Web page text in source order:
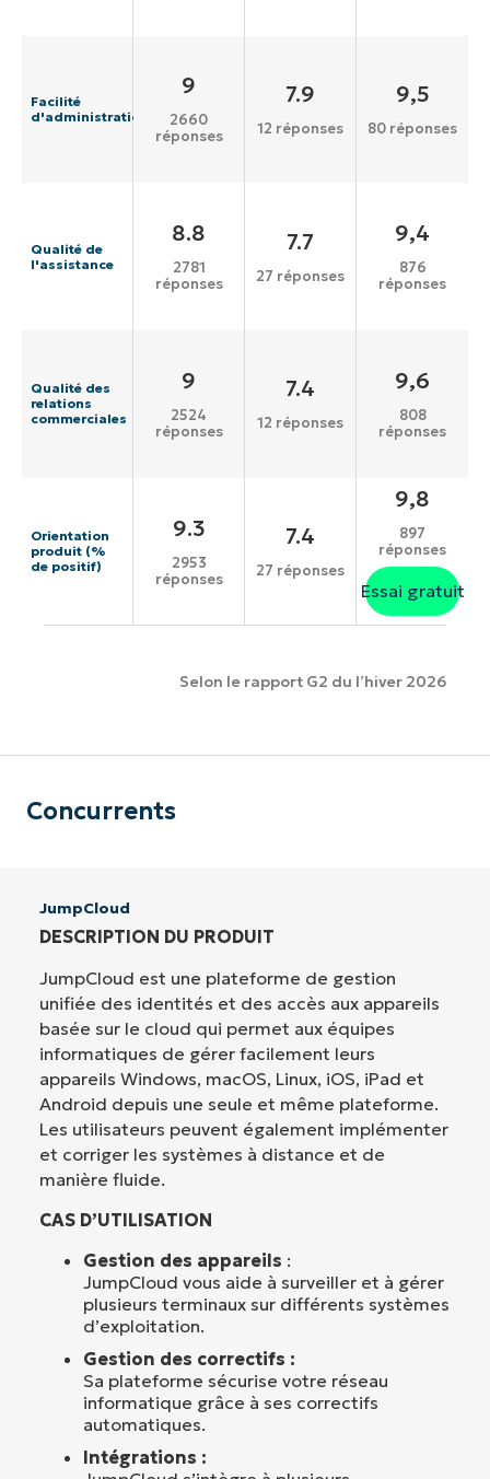
Facilité
d'administration
9
2660
réponses
7.9
12 réponses
9,5
80 réponses
Qualité de
l'assistance
8.8
2781
réponses
7.7
27 réponses
9,4
876
réponses
Qualité des
relations
commerciales
9
2524
réponses
7.4
12 réponses
9,6
808
réponses
Orientation
produit (%
de positif)
9.3
2953
réponses
7.4
27 réponses
9,8
897
réponses
Essai gratuit
Selon le rapport G2 du l’hiver 2026
Concurrents
JumpCloud
DESCRIPTION DU PRODUIT
JumpCloud est une plateforme de gestion
unifiée des identités et des accès aux appareils
basée sur le cloud qui permet aux équipes
informatiques de gérer facilement leurs
appareils Windows, macOS, Linux, iOS, iPad et
Android depuis une seule et même plateforme.
Les utilisateurs peuvent également implémenter
et corriger les systèmes à distance et de
manière fluide.
CAS D’UTILISATION
Gestion des appareils :
JumpCloud vous aide à surveiller et à gérer
plusieurs terminaux sur différents systèmes
d’exploitation.
Gestion des correctifs :
Sa plateforme sécurise votre réseau
informatique grâce à ses correctifs
automatiques.
Intégrations :